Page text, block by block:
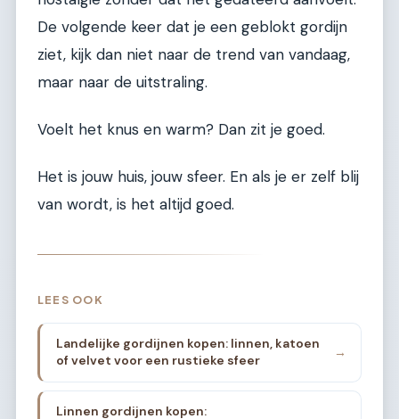
De volgende keer dat je een geblokt gordijn
ziet, kijk dan niet naar de trend van vandaag,
maar naar de uitstraling.
Voelt het knus en warm? Dan zit je goed.
Het is jouw huis, jouw sfeer. En als je er zelf blij
van wordt, is het altijd goed.
LEES OOK
Landelijke gordijnen kopen: linnen, katoen
of velvet voor een rustieke sfeer
→
Linnen gordijnen kopen: